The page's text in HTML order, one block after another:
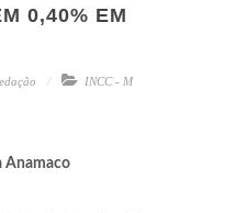
0,40% EM
INCC - M
Anamaco